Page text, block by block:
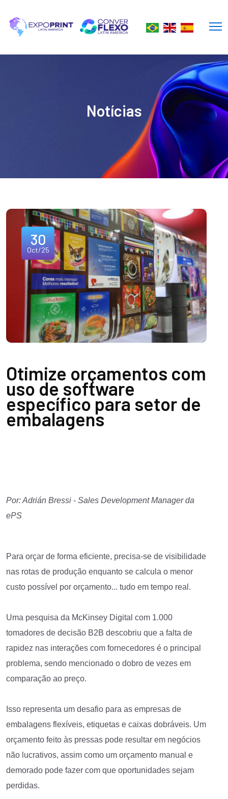
Notícias
30
Oct/25
Otimize orçamentos com
uso de software
específico para setor de
embalagens
Por: Adrián Bressi - Sales Development Manager da
ePS
Para orçar de forma eficiente, precisa-se de visibilidade
nas rotas de produção enquanto se calcula o menor
custo possível por orçamento... tudo em tempo real.
Uma pesquisa da McKinsey Digital com 1.000
tomadores de decisão B2B descobriu que a falta de
rapidez nas interações com fornecedores é o principal
problema, sendo mencionado o dobro de vezes em
comparação ao preço.
Isso representa um desafio para as empresas de
embalagens flexíveis, etiquetas e caixas dobráveis. Um
orçamento feito às pressas pode resultar em negócios
não lucrativos, assim como um orçamento manual e
demorado pode fazer com que oportunidades sejam
perdidas.